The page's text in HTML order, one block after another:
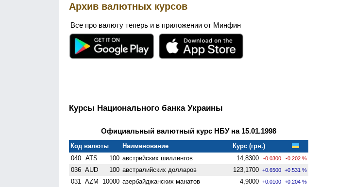
Архив валютных курсов
Все про валюту теперь и в приложении от Минфин
Курсы Национального банка Украины
Официальный валютный курс НБУ на 15.01.1998
Код валюты Наименование
Курс (грн.)
040
ATS 100 австрийских шиллингов 14,8300 -0.0300 -0.202 %
036 AUD 100 австралийских долларов 123,1700 +0.6500 +0.531 %
031 AZM 10000 азербайджанских манатов 4,9000 +0.0100 +0.204 %